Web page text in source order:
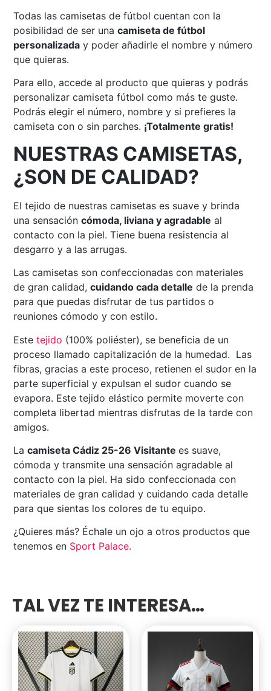
Todas las camisetas de fútbol cuentan con la
posibilidad de ser unacamiseta de fútbol
personalizada y poder añadirle el nombre y número
que quieras.
Para ello, accede al producto que quieras y podrás
personalizar camiseta fútbol como más te guste.
Podrás elegir el número, nombre y si prefieres la
camiseta con o sin parches. ¡Totalmente gratis!
NUESTRAS CAMISETAS,
¿SON DE CALIDAD?
El tejido de nuestras camisetas es suave y brinda
una sensacióncómoda, liviana y agradable al
contacto con la piel. Tiene buena resistencia al
desgarro y a las arrugas.
Las camisetas son confeccionadas con materiales
de gran calidad,cuidando cada detalle de la prenda
para que puedas disfrutar de tus partidos o
reuniones cómodo y con estilo.
Estetejido (100% poliéster), se beneficia de un
proceso llamado capitalización de la humedad. Las
fibras, gracias a este proceso, retienen el sudor en la
parte superficial y expulsan el sudor cuando se
evapora. Este tejido elástico permite moverte con
completa libertad mientras disfrutas de la tarde con
amigos.
Lacamiseta Cádiz 25-26 Visitante es suave,
cómoda y transmite una sensación agradable al
contacto con la piel. Ha sido confeccionada con
materiales de gran calidad y cuidando cada detalle
para que sientas los colores de tu equipo.
¿Quieres más? Échale un ojo a otros productos que
tenemos en Sport Palace.
TAL VEZ TE INTERESA…